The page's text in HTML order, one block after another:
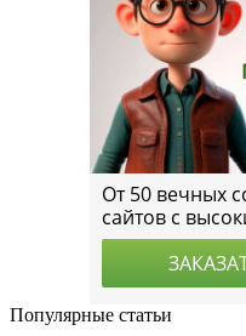
Популярные статьи